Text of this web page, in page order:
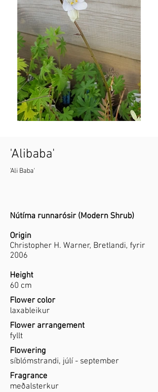
'Alibaba'
'Ali Baba'
Nútíma runnarósir (Modern Shrub)
Origin
Christopher H. Warner, Bretlandi, fyrir
2006
Height
60 cm
Flower color
laxableikur
Flower arrangement
fyllt
Flowering
síblómstrandi, júlí - september
Fragrance
meðalsterkur